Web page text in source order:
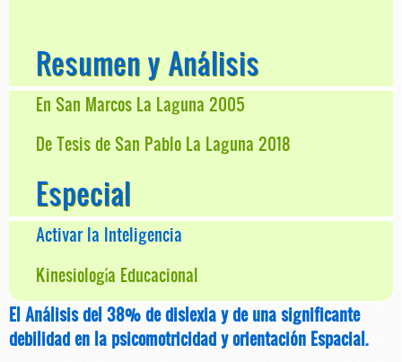
Resumen y Análisis
En San Marcos La Laguna 2005
De Tesis de San Pablo La Laguna 2018
Especial
Activar la Inteligencia
Kinesiología Educacional
El Análisis del 38% de dislexia y de una significante
debilidad en la psicomotricidad y orientación Espacial.